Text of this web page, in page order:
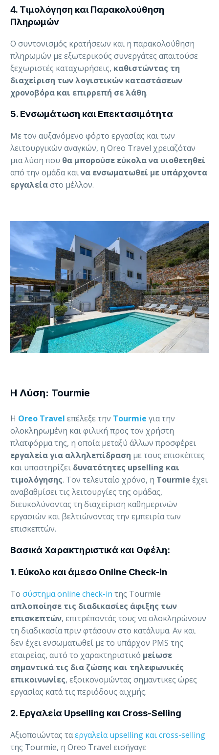
4. Τιμολόγηση και Παρακολούθηση
Πληρωμών
Ο συντονισμός κρατήσεων και η παρακολούθηση
πληρωμών με εξωτερικούς συνεργάτες απαιτούσε
ξεχωριστές καταχωρήσεις, καθιστώντας τη
διαχείριση των λογιστικών καταστάσεων
χρονοβόρα και επιρρεπή σε λάθη.
5. Ενσωμάτωση και Επεκτασιμότητα
Με τον αυξανόμενο φόρτο εργασίας και των
λειτουργικών αναγκών, η Oreo Travel χρειαζόταν
μια λύση που θα μπορούσε εύκολα να υιοθετηθεί
από την ομάδα καινα ενσωματωθεί με υπάρχοντα
εργαλείαστο μέλλον.
Η Λύση: Tourmie
Η Oreo Travel επέλεξε την Tourmie για την
ολοκληρωμένη και φιλική προς τον χρήστη
πλατφόρμα της, η οποία μεταξύ άλλων προσφέρει
εργαλεία για αλληλεπίδραση με τους επισκέπτες
και υποστηρίζει δυνατότητες upselling και
τιμολόγησης. Τον τελευταίο χρόνο, η Tourmie έχει
αναβαθμίσει τις λειτουργίες της ομάδας,
διευκολύνοντας τη διαχείριση καθημερινών
εργασιών και βελτιώνοντας την εμπειρία των
επισκεπτών.
Βασικά Χαρακτηριστικά και Οφέλη:
1. Εύκολο και άμεσο Online Check-in
Το σύστημα online check-in της Tourmie
απλοποίησε τις διαδικασίες άφιξης των
επισκεπτών, επιτρέποντάς τους να ολοκληρώνουν
τη διαδικασία πριν φτάσουν στο κατάλυμα. Αν και
δεν έχει ενσωματωθεί με το υπάρχον PMS της
εταιρείας, αυτό το χαρακτηριστικό μείωσε
σημαντικά τις δια ζώσης και τηλεφωνικές
επικοινωνίες, εξοικονομώντας σημαντικες ώρες
εργασίας κατά τις περιόδους αιχμής.
2. Εργαλεία Upselling και Cross-Selling
Αξιοποιώντας ταεργαλεία upselling και cross-selling
της Tourmie, η Oreo Travel εισήγαγε